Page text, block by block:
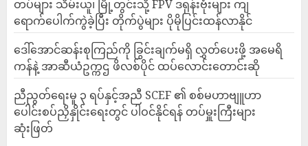
တပ်များ သိမ်းယူ၊ မြို့တွင်းသို့ FPV ဒရုန်းဗုံးများ ကျ
ရောက်ပေါက်ကွဲခဲ့ပြီး တိုက်ပွဲများ ပိုမိုပြင်းထန်လာနိုင်
ဒေါ်အောင်ဆန်းစုကြည်ကို ခြွင်းချက်မရှိ လွှတ်ပေးဖို့ အမေရိ
ကန်နဲ့ အာဆီယံဥက္ကဌ ဖိလစ်ပိုင် ထပ်လောင်းတောင်းဆို
ညီညွတ်ရေးမူ ၃ ရပ်နှင့်အညီ SCEF ၏ စစ်မဟာဗျူဟာ
ပေါင်းစပ်ညှိနှိုင်းရေးတွင် ပါဝင်နိုင်ရန် တပ်မှူးကြီးများ
ဆုံးဖြတ်